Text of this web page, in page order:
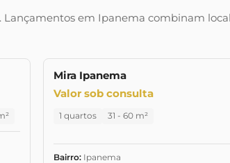
em Ipanema combinam
Mira Ipanema
Valor sob consulta
1 quartos 31 - 60 m²
Bairro: Ipanema